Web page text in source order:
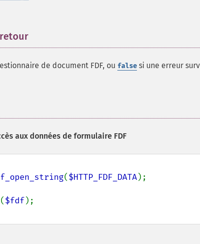
de document FDF, ou false si une erreur
aux données de formulaire FDF
($HTTP_FDF_DATA
($fdf